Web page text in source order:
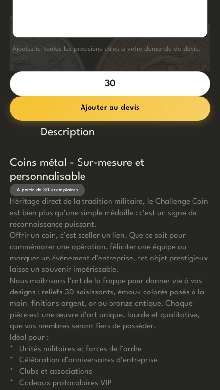
Ajoutez ici toutes les précisions utiles à votre demande de devis.
quantité
Coins
métal
Ajouter au devis
Description
Coins métal - Sur-mesure et
personnalisable
A partir de 30 exemplaires
Héritage direct de la tradition militaire, le Challenge Coin
est bien plus qu’une simple médaille : c’est un signe de
reconnaissance puissant.
Offrir un coin, c’est sceller un lien. Que ce soit pour
commémorer une opération, féliciter une équipe ou
marquer un événement d’entreprise, cet objet prestigieux
laisse un souvenir impérissable.
Nous maîtrisons l’art de la frappe pour donner vie à vos
designs : reliefs 3D saisissants, émaux colorés posés à la
main, finitions argent, or ou bronze antique. Chaque
pièce est une œuvre d’art unique, lourde et qualitative,
que vos membres seront fiers de posséder.
Idéal pour :
* Unités militaires et forces de l’ordre
* Célébration d’anniversaires d’entreprise
* Clubs et associations
* Cadeaux protocolaires VIP